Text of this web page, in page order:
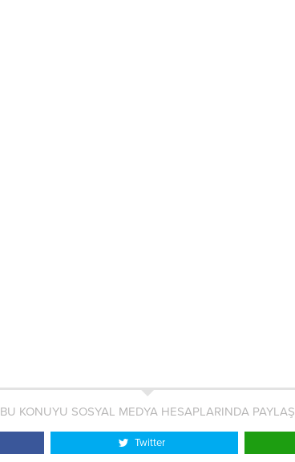
BU KONUYU SOSYAL MEDYA HESAPLARINDA PAYLAŞ
Twitter